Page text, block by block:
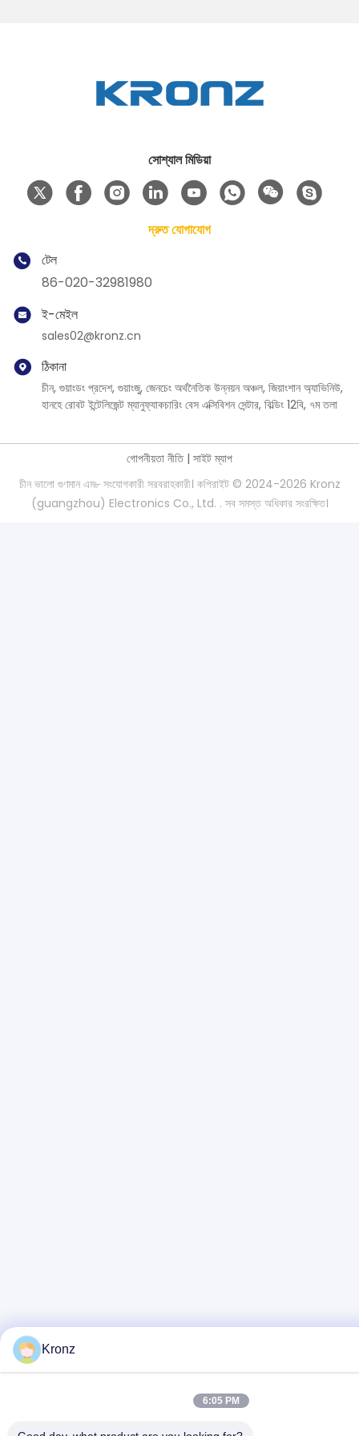
সোশ্যাল মিডিয়া
দ্রুত যোগাযোগ
টেল
86-020-32981980
ই-মেইল
sales02@kronz.cn
ঠিকানা
চীন, গুয়াংডং প্রদেশ, গুয়াংজু, জেনচেং অর্থনৈতিক উন্নয়ন অঞ্চল, জিয়াংশান অ্যাভিনিউ,
হানহে রোবট ইন্টেলিজেন্ট ম্যানুফ্যাকচারিং বেস এক্সিবিশন সেন্টার, বিল্ডিং 12বি, ৭ম তলা
গোপনীয়তা নীতি| সাইট ম্যাপ
চীন ভালো গুণমান এম৮ সংযোগকারী সরবরাহকারী। কপিরাইট © 2024-2026 Kronz
(guangzhou) Electronics Co., Ltd. . সব সমস্ত অধিকার সংরক্ষিত।
Kronz
6:05 PM